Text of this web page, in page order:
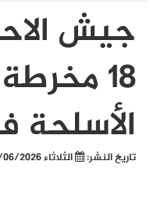
جيش
18
تاريخ النشر: الثلاثاء 16/06/2026